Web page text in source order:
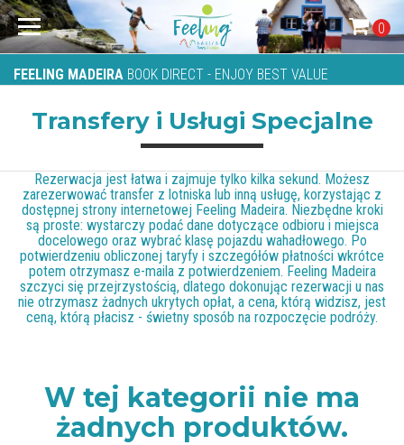
FEELING MADEIRA BOOK DIRECT - ENJOY BEST VALUE
0
Transfery i Usługi Specjalne
Rezerwacja jest łatwa i zajmuje tylko kilka sekund. Możesz
zarezerwować transfer z lotniska lub inną usługę, korzystając z
dostępnej strony internetowej Feeling Madeira. Niezbędne kroki
są proste: wystarczy podać dane dotyczące odbioru i miejsca
docelowego oraz wybrać klasę pojazdu wahadłowego. Po
potwierdzeniu obliczonej taryfy i szczegółów płatności wkrótce
potem otrzymasz e-maila z potwierdzeniem. Feeling Madeira
szczyci się przejrzystością, dlatego dokonując rezerwacji u nas
nie otrzymasz żadnych ukrytych opłat, a cena, którą widzisz, jest
ceną, którą płacisz - świetny sposób na rozpoczęcie podróży.
W tej kategorii nie ma
żadnych produktów.